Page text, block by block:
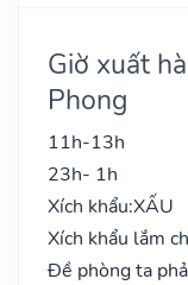
Giờ xuất
Phong
11h-13h
23h- 1h
Xích khẩu:XẤU
Xích khẩu lắm
Đề phòng ta